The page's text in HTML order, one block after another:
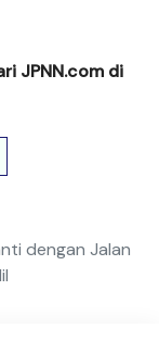
JPNN.com di
dengan Jalan